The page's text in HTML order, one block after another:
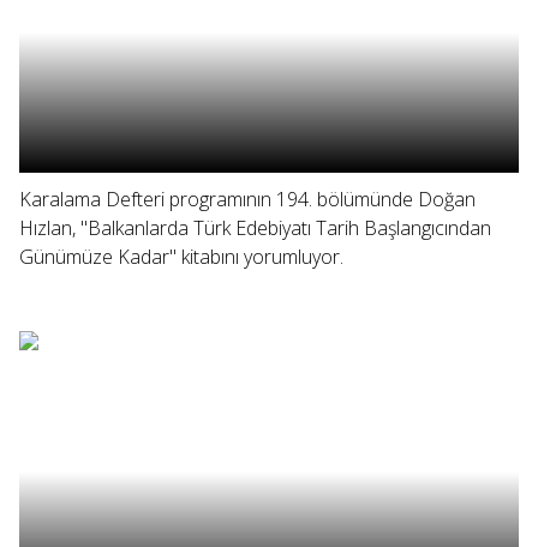
Karalama Defteri programının 194. bölümünde Doğan
Hızlan, "Balkanlarda Türk Edebiyatı Tarih Başlangıcından
Günümüze Kadar" kitabını yorumluyor.